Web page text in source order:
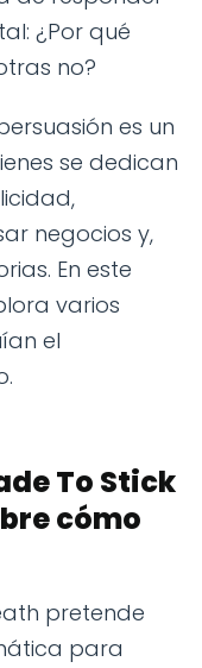
¿Por qué
no?
es un
se dedican
negocios y,
En este
varios
el
To Stick
cómo
pretende
para